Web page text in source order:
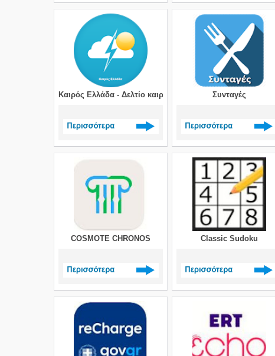
Δείτε περισσότερα > Δείτε περισσότερα >
Καιρός Ελλάδα - Δελτίο καιρού
Δείτε περισσότερα >
Συνταγές
Δείτε περισσότερα >
COSMOTE CHRONOS
Δείτε περισσότερα >
Classic Sudoku
Δείτε περισσότερα >